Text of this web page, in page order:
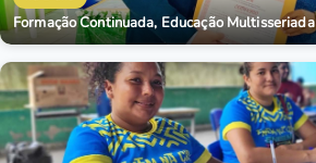
Formação Continuada, Educação Multisseriada